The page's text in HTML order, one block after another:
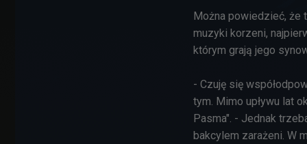
Można powiedzieć, że
muzyki korzeni,
którym grają jego
- Czuję się
tym. Mimo upływu lat
Pasma". - Jednak
bakcylem zarażeni. W